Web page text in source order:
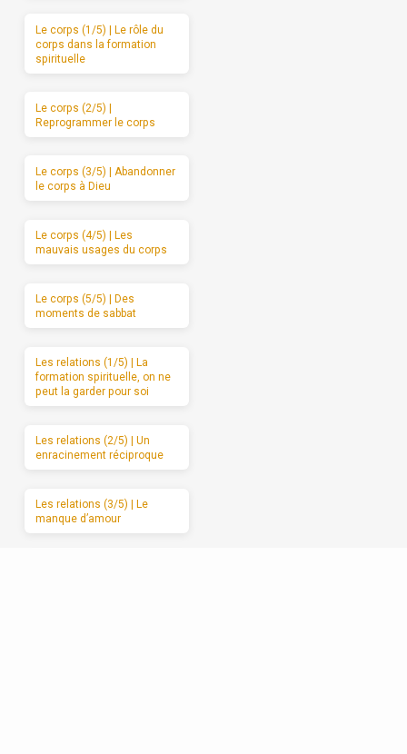
Le corps (1/5) | Le rôle du
corps dans la formation
spirituelle
Le corps (2/5) |
Reprogrammer le corps
Le corps (3/5) | Abandonner
le corps à Dieu
Le corps (4/5) | Les
mauvais usages du corps
Le corps (5/5) | Des
moments de sabbat
Les relations (1/5) | La
formation spirituelle, on ne
peut la garder pour soi
Les relations (2/5) | Un
enracinement réciproque
Les relations (3/5) | Le
manque d’amour